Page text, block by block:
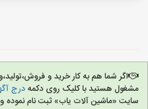
اگر شما هم به کار خرید و
مشغول هستید با کلیک روی دکمهدرج
سایت «ماشین آلات یاب» ثبت نام